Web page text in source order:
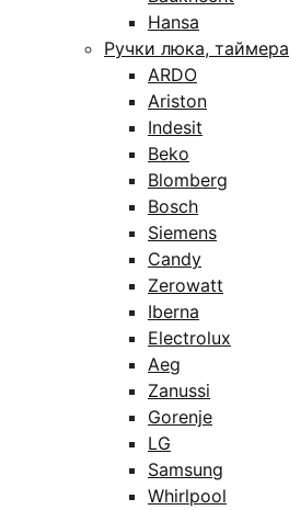
Hansa
Ручки люка, таймера
ARDO
Ariston
Indesit
Beko
Blomberg
Bosch
Siemens
Candy
Zerowatt
Iberna
Electrolux
Aeg
Zanussi
Gorenje
LG
Samsung
Whirlpool